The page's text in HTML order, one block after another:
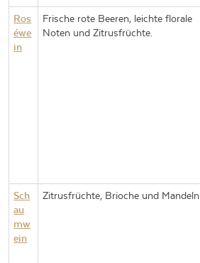
Ros
éwe
in
Frische rote Beeren, leichte florale
Noten und Zitrusfrüchte.
Sch
au
mw
ein
Zitrusfrüchte, Brioche und Mandeln.